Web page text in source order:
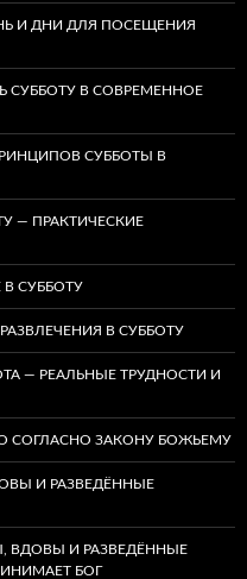
И ДНИ ДЛЯ ПОСЕЩЕНИЯ
СУББОТУ В СОВРЕМЕННОЕ
СУББОТЫ В
— ПРАКТИЧЕСКИЕ
СУББОТУ
В СУББОТУ
— РЕАЛЬНЫЕ ТРУДНОСТИ И
СОГЛАСНО ЗАКОНУ БОЖЬЕМУ
И РАЗВЕДЁННЫЕ
ВДОВЫ И РАЗВЕДЁННЫЕ
БОГ